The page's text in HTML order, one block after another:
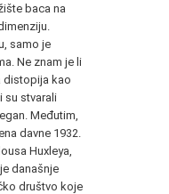
baca na
samo je
Ne znam je li
distopija kao
su stvarali
Međutim,
davne 1932.
Huxleya,
današnje
društvo koje